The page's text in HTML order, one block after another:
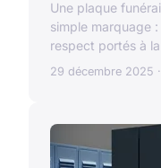
Une plaque
simple marquage
respect portés à
29 décembre 2025